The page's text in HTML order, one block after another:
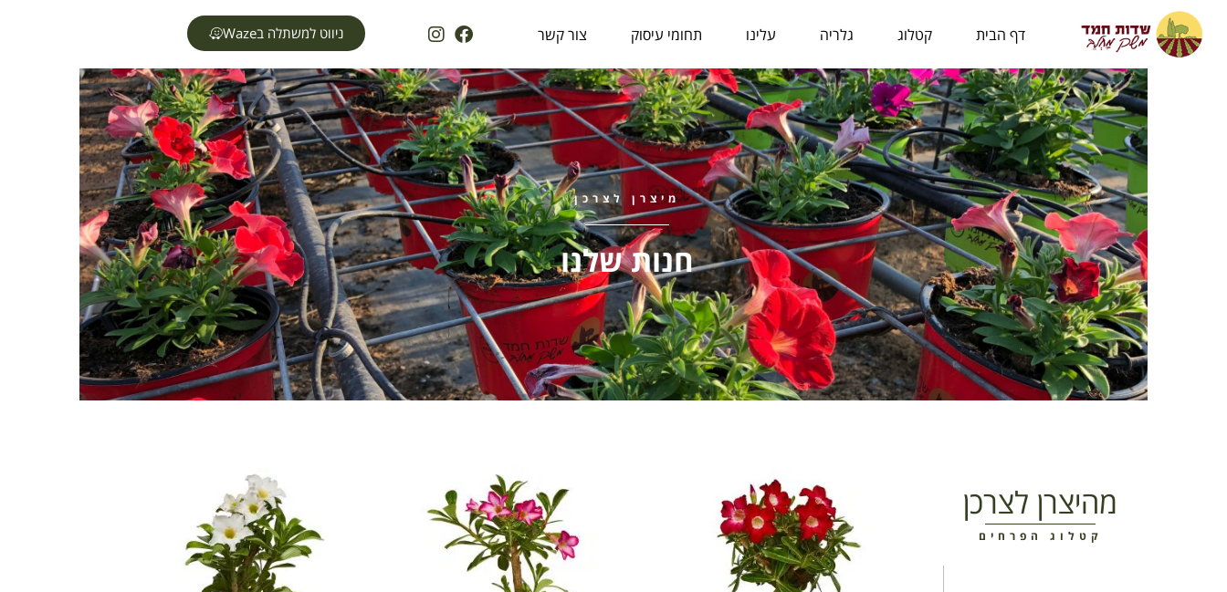
לתוכן
דף הבית קטלוג גלריה עלינו תחומי עיסוק צור קשר ניווט למשתלה בWaze
מיצרן לצרכן
חנות שלנו
מהיצרן לצרכן
קטלוג הפרחים